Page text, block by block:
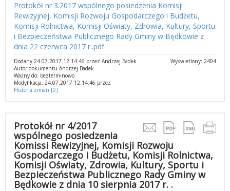
Protokół nr 3.2017 wspólnego posiedzenia Komisji
Rewizyjnej, Komisji Rozwoju Gospodarczego i Budżetu,
Komisji Rolnictwa, Komisji Oświaty, Zdrowia, Kultury, Sportu
i Bezpieczeństwa Publicznego Rady Gminy w Będkowie z
dnia 22 czerwca 2017 r..pdf
Wyświetlony: 2404
Dodany 24.07.2017 12:14:46 przez Andrzej Badek
Autor dokumentu Andrzej Badek
Ważny do: bezterminowo
Modyfikacja: 24.07.2017 12:14:46 przez
Historia zmian [0]
Protokół nr 4/2017
wspólnego posiedzenia
Komissi Rewizyjnej, Komisji Rozwoju
Gospodarczego i Budżetu, Komisji Rolnictwa,
Komisji Oświaty, Zdrowia, Kultury, Sportu i
Bezpieczeństwa Publicznego Rady Gminy w
Będkowie z dnia 10 sierpnia 2017 r. .